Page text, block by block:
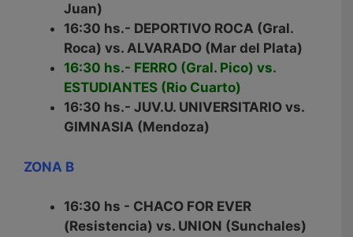
Juan)
16:30 hs.- DEPORTIVO ROCA (Gral.
Roca) vs. ALVARADO (Mar del Plata)
16:30 hs.- FERRO (Gral. Pico) vs.
ESTUDIANTES (Rio Cuarto)
16:30 hs.- JUV.U. UNIVERSITARIO vs.
GIMNASIA (Mendoza)
ZONA B
16:30 hs - CHACO FOR EVER
(Resistencia) vs. UNION (Sunchales)